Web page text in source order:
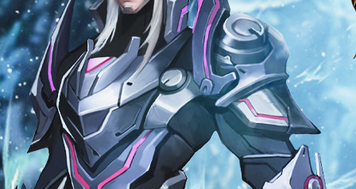
游戏新闻
活动新闻
玩家必读
职